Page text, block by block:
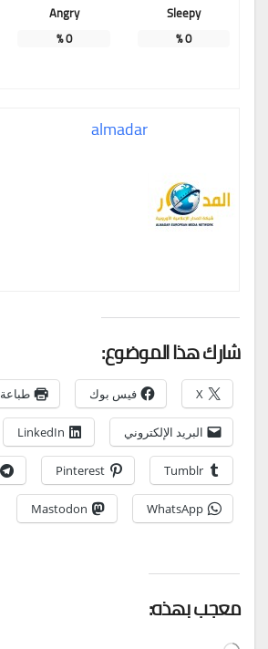
Sleepy
0
%
Angry
0
%
almadar
شارك هذا الموضوع:
X فيس بوك طباعة
البريد الإلكتروني LinkedIn
Tumblr
Pinterest
WhatsApp
Mastodon
معجب بهذه: